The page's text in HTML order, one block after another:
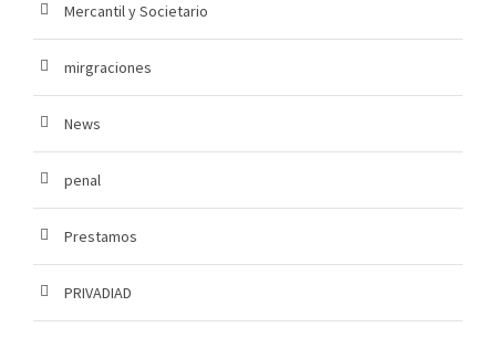
Mercantil y Societario
mirgraciones
News
penal
Prestamos
PRIVADIAD